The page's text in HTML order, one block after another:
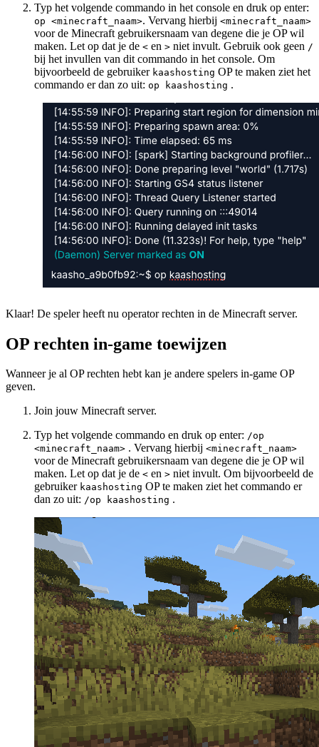
Typ het volgende commando in het console en druk op enter:
op <minecraft_naam>. Vervang hierbij <minecraft_naam>
voor de Minecraft gebruikersnaam van degene die je OP wil
maken. Let op dat je de < en > niet invult. Gebruik ook geen /
bij het invullen van dit commando in het console. Om
bijvoorbeeld de gebruiker kaashosting OP te maken ziet het
commando er dan zo uit: op kaashosting .
Klaar! De speler heeft nu operator rechten in de Minecraft server.
OP rechten in-game toewijzen
Wanneer je al OP rechten hebt kan je andere spelers in-game OP
geven.
Join jouw Minecraft server.
Typ het volgende commando en druk op enter: /op
<minecraft_naam> . Vervang hierbij <minecraft_naam>
voor de Minecraft gebruikersnaam van degene die je OP wil
maken. Let op dat je de < en > niet invult. Om bijvoorbeeld de
gebruiker kaashosting OP te maken ziet het commando er
dan zo uit: /op kaashosting .